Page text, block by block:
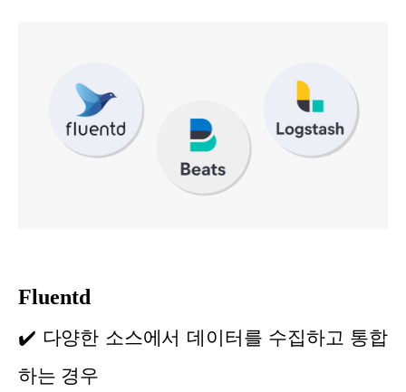
Fluentd
✔️ 다양한 소스에서 데이터를 수집하고 통합
하는 경우